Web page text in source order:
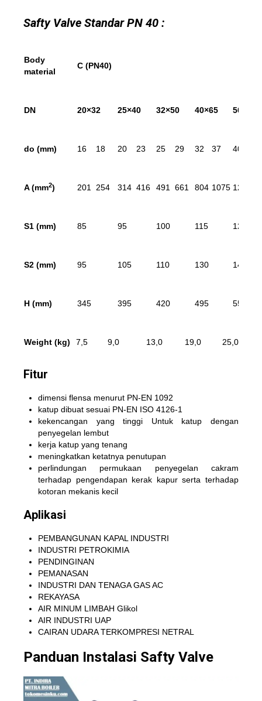
Safty Valve Standar PN 40 :
Body
material
C (PN40)
DN 20×32 25×40 32×50 40×65 50×80
do (mm) 16 18 20 23 25 29 32 37 40
A (mm2) 201 254 314 416 491 661 804 1075 1257
S1 (mm) 85 95 100 115 125
S2 (mm) 95 105 110 130 145
H (mm) 345 395 420 495 550
Weight (kg) 7,5 9,0 13,0 19,0 25,0
Fitur
dimensi flensa menurut PN-EN 1092
katup dibuat sesuai PN-EN ISO 4126-1
kekencangan yang tinggi Untuk katup dengan
penyegelan lembut
kerja katup yang tenang
meningkatkan ketatnya penutupan
perlindungan permukaan penyegelan cakram
terhadap pengendapan kerak kapur serta terhadap
kotoran mekanis kecil
Aplikasi
PEMBANGUNAN KAPAL INDUSTRI
INDUSTRI PETROKIMIA
PENDINGINAN
PEMANASAN
INDUSTRI DAN TENAGA GAS AC
REKAYASA
AIR MINUM LIMBAH Glikol
AIR INDUSTRI UAP
CAIRAN UDARA TERKOMPRESI NETRAL
Panduan Instalasi Safty Valve